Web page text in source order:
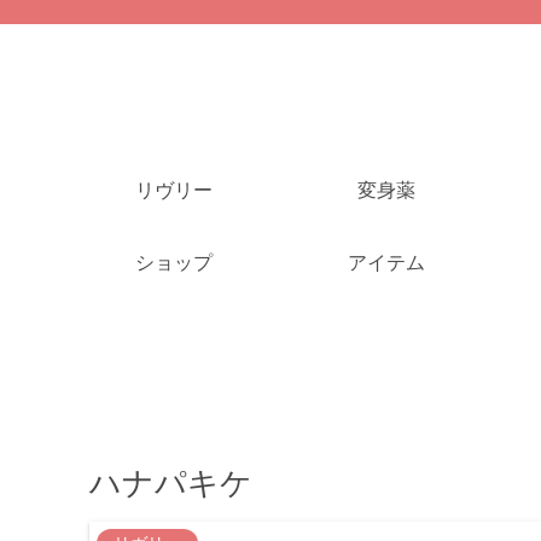
リヴリー 変身薬
ショップ アイテム
ハナパキケ